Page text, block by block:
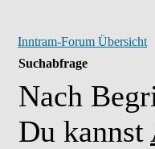
Inntram-Forum Übersicht
Suchabfrage
Nach
Du kannst